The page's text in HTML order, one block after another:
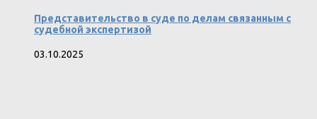
Представительство в суде по делам связанным с
судебной экспертизой
03.10.2025